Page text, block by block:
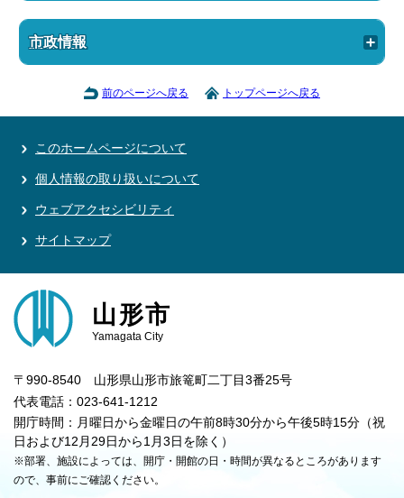
市政情報
前のページへ戻る トップページへ戻る
このホームページについて
個人情報の取り扱いについて
ウェブアクセシビリティ
サイトマップ
山形市
Yamagata City
〒990-8540 山形県山形市旅篭町二丁目3番25号
代表電話：023-641-1212
開庁時間：月曜日から金曜日の午前8時30分から午後5時15分（祝
日および12月29日から1月3日を除く）
※部署、施設によっては、開庁・開館の日・時間が異なるところがあります
ので、事前にご確認ください。